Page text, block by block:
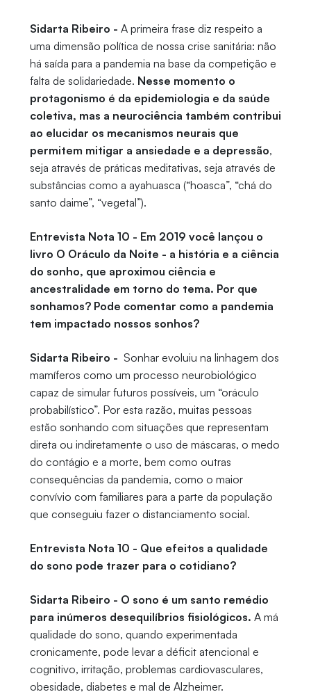
Sidarta Ribeiro - A primeira frase diz respeito a
uma dimensão política de nossa crise sanitária: não
há saída para a pandemia na base da competição e
falta de solidariedade. Nesse momento o
protagonismo é da epidemiologia e da saúde
coletiva, mas a neurociência também contribui
ao elucidar os mecanismos neurais que
permitem mitigar a ansiedade e a depressão,
seja através de práticas meditativas, seja através de
substâncias como a ayahuasca (“hoasca”, “chá do
santo daime”, “vegetal”).
Entrevista Nota 10 - Em 2019 você lançou o
livro O Oráculo da Noite - a história e a ciência
do sonho, que aproximou ciência e
ancestralidade em torno do tema. Por que
sonhamos? Pode comentar como a pandemia
tem impactado nossos sonhos?
Sidarta Ribeiro - Sonhar evoluiu na linhagem dos
mamíferos como um processo neurobiológico
capaz de simular futuros possíveis, um “oráculo
probabilístico”. Por esta razão, muitas pessoas
estão sonhando com situações que representam
direta ou indiretamente o uso de máscaras, o medo
do contágio e a morte, bem como outras
consequências da pandemia, como o maior
convívio com familiares para a parte da população
que conseguiu fazer o distanciamento social.
Entrevista Nota 10 - Que efeitos a qualidade
do sono pode trazer para o cotidiano?
Sidarta Ribeiro - O sono é um santo remédio
para inúmeros desequilíbrios fisiológicos. A má
qualidade do sono, quando experimentada
cronicamente, pode levar a déficit atencional e
cognitivo, irritação, problemas cardiovasculares,
obesidade, diabetes e mal de Alzheimer.